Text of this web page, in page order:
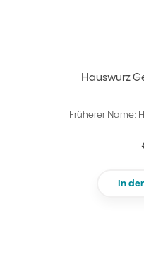
Hauswurz
Früherer Name:
In